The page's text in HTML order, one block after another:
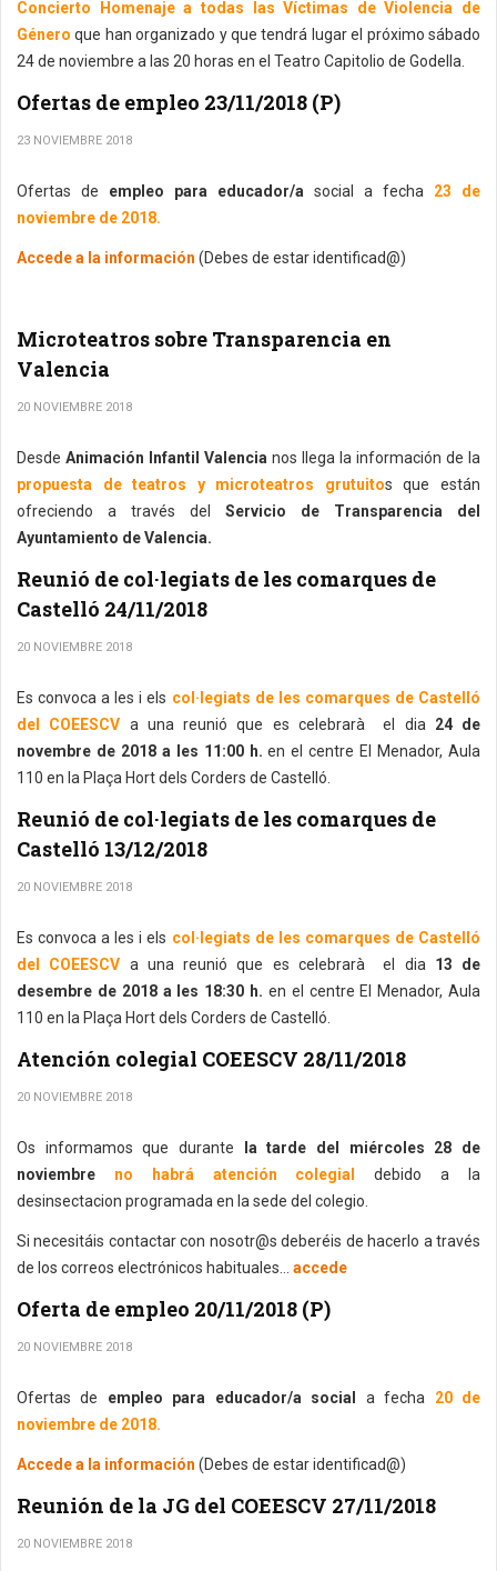
Concierto Homenaje a todas las Víctimas de Violencia de
Género que han organizado y que tendrá lugar el próximo sábado
24 de noviembre a las 20 horas en el Teatro Capitolio de Godella.
Ofertas de empleo 23/11/2018 (P)
23 NOVIEMBRE 2018
Ofertas de empleo para educador/a social a fecha 23 de
noviembre de 2018.
Accede a la información (Debes de estar identificad@)
Microteatros sobre Transparencia en
Valencia
20 NOVIEMBRE 2018
Desde Animación Infantil Valencia nos llega la información de la
propuesta de teatros y microteatros grutuitos que están
ofreciendo a través del
Servicio de Transparencia del
Ayuntamiento de Valencia.
Reunió de col·legiats de les comarques de
Castelló 24/11/2018
20 NOVIEMBRE 2018
Es convoca a les i els col·legiats de les comarques de Castelló
del COEESCV a una reunió que es celebrarà el dia 24 de
novembre de 2018 a les 11:00 h.en el centre El Menador, Aula
110 en la Plaça Hort dels Corders de Castelló.
Reunió de col·legiats de les comarques de
Castelló 13/12/2018
20 NOVIEMBRE 2018
Es convoca a les i els col·legiats de les comarques de Castelló
del COEESCV a una reunió que es celebrarà el dia 13 de
desembre de 2018 a les 18:30 h. en el centre El Menador, Aula
110 en la Plaça Hort dels Corders de Castelló.
Atención colegial COEESCV 28/11/2018
20 NOVIEMBRE 2018
Os informamos que durante la tarde del miércoles 28 de
noviembre
no habrá atención colegial
debido a la
desinsectacion programada en la sede del colegio.
Si necesitáis contactar con nosotr@s deberéis de hacerlo a través
de los correos electrónicos habituales... accede
Oferta de empleo 20/11/2018 (P)
20 NOVIEMBRE 2018
Ofertas de empleo para educador/a social a fecha 20 de
noviembre de 2018.
Accede a la información (Debes de estar identificad@)
Reunión de la JG del COEESCV 27/11/2018
20 NOVIEMBRE 2018